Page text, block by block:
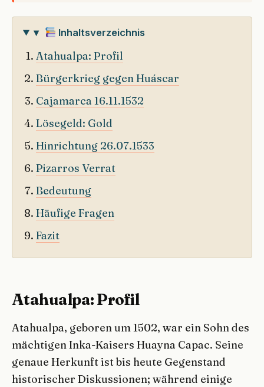
▾ Inhaltsverzeichnis
Atahualpa: Profil
Bürgerkrieg gegen Huáscar
Cajamarca 16.11.1532
Lösegeld: Gold
Hinrichtung 26.07.1533
Pizarros Verrat
Bedeutung
Häufige Fragen
Fazit
Atahualpa: Profil
Atahualpa, geboren um 1502, war ein Sohn des
mächtigen Inka-Kaisers Huayna Capac. Seine
genaue Herkunft ist bis heute Gegenstand
historischer Diskussionen; während einige